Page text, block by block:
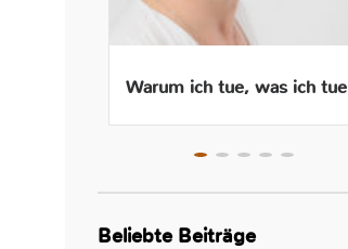
Warum ich tue, was ich tue
Beliebte Beiträge